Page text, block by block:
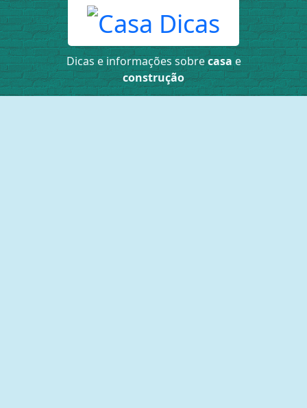
Dicas e informações sobrecasae
construção